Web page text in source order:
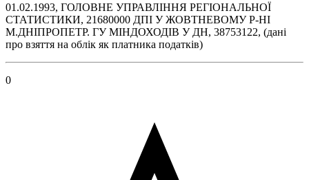
01.02.1993, ГОЛОВНЕ УПРАВЛІННЯ РЕГІОНАЛЬНОЇ
СТАТИСТИКИ, 21680000 ДПI У ЖОВТНЕВОМУ Р-НI
М.ДНIПРОПЕТР. ГУ МIНДОХОДIВ У ДН, 38753122, (дані
про взяття на облік як платника податків)
0